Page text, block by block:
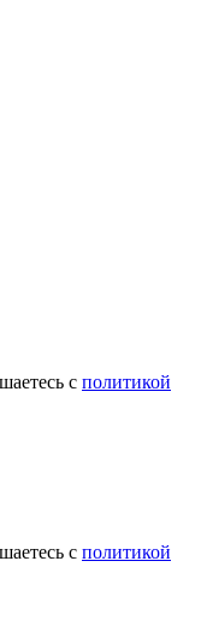
с политикой
с политикой